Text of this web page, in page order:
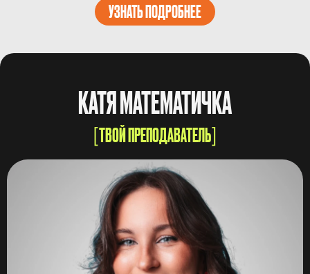
УЗНАТЬ ПОДРОБНЕЕ
КАТЯ МАТЕМАТИЧКА
ТВОЙ ПРЕПОДАВАТЕЛЬ